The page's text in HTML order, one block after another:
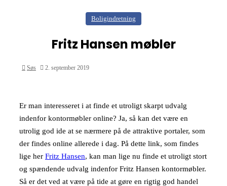
Boligindretning
Fritz Hansen møbler
Søs 2. september 2019
Er man interesseret i at finde et utroligt skarpt udvalg
indenfor kontormøbler online? Ja, så kan det være en
utrolig god ide at se nærmere på de attraktive portaler, som
der findes online allerede i dag. På dette link, som findes
lige her Fritz Hansen, kan man lige nu finde et utroligt stort
og spændende udvalg indenfor Fritz Hansen kontormøbler.
Så er det ved at være på tide at gøre en rigtig god handel